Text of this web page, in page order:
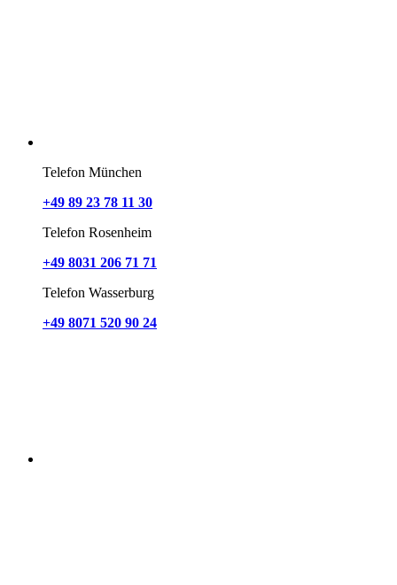
Telefon München
+49 89 23 78 11 30
Telefon Rosenheim
+49 8031 206 71 71
Telefon Wasserburg
+49 8071 520 90 24